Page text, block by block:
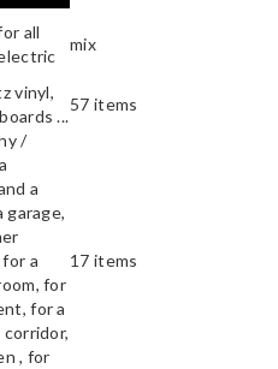
all
mix
vinyl,
...
57 items
/
a
a
for
for a
corridor,
, for
17 items